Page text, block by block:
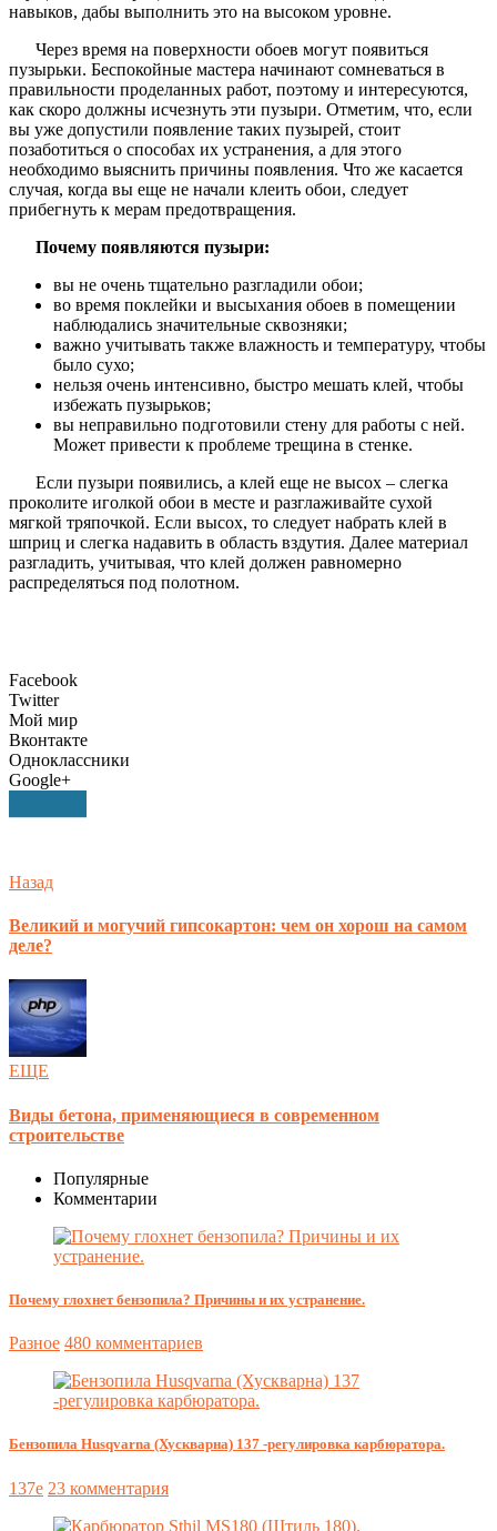
навыков, дабы выполнить это на высоком уровне.
Через время на поверхности обоев могут появиться
пузырьки. Беспокойные мастера начинают сомневаться в
правильности проделанных работ, поэтому и интересуются,
как скоро должны исчезнуть эти пузыри. Отметим, что, если
вы уже допустили появление таких пузырей, стоит
позаботиться о способах их устранения, а для этого
необходимо выяснить причины появления. Что же касается
случая, когда вы еще не начали клеить обои, следует
прибегнуть к мерам предотвращения.
Почему появляются пузыри:
вы не очень тщательно разгладили обои;
во время поклейки и высыхания обоев в помещении
наблюдались значительные сквозняки;
важно учитывать также влажность и температуру, чтобы
было сухо;
нельзя очень интенсивно, быстро мешать клей, чтобы
избежать пузырьков;
вы неправильно подготовили стену для работы с ней.
Может привести к проблеме трещина в стенке.
Если пузыри появились, а клей еще не высох – слегка
проколите иголкой обои в месте и разглаживайте сухой
мягкой тряпочкой. Если высох, то следует набрать клей в
шприц и слегка надавить в область вздутия. Далее материал
разгладить, учитывая, что клей должен равномерно
распределяться под полотном.
Facebook
Twitter
Мой мир
Вконтакте
Одноклассники
Google+
Назад
Великий и могучий гипсокартон: чем он хорош на самом
деле?
ЕЩЕ
Виды бетона, применяющиеся в современном
строительстве
Популярные
Комментарии
Почему глохнет бензопила? Причины и их устранение.
Разное 480 комментариев
Бензопила Husqvarna (Хускварна) 137 -регулировка карбюратора.
137e 23 комментария